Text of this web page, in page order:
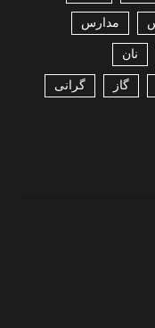
مدارس
نان
گاز گرانی